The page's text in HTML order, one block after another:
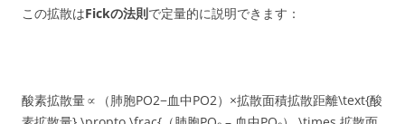
この拡散はFickの法則で定量的に説明できます：
酸素拡散量∝（肺胞PO2−血中PO2）×拡散面積拡散距離\text{酸